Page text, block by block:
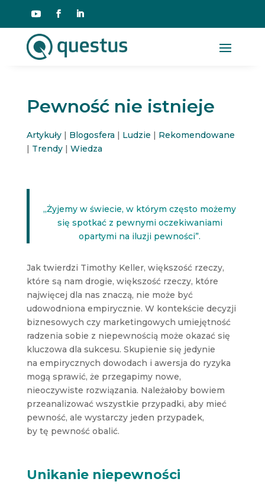
Pewność nie istnieje
Artykuły| Blogosfera | Ludzie | Rekomendowane
| Trendy| Wiedza
„Żyjemy w świecie, w którym często możemy
się spotkać z pewnymi oczekiwaniami
opartymi na iluzji pewności”.
Jak twierdzi Timothy Keller, większość rzeczy,
które są nam drogie, większość rzeczy, które
najwięcej dla nas znaczą, nie może być
udowodniona empirycznie. W kontekście decyzji
biznesowych czy marketingowych umiejętność
radzenia sobie z niepewnością może okazać się
kluczowa dla sukcesu. Skupienie się jedynie
na empirycznych dowodach i awersja do ryzyka
mogą sprawić, że przegapimy nowe,
nieoczywiste rozwiązania. Należałoby bowiem
przeanalizować wszystkie przypadki, aby mieć
pewność, ale wystarczy jeden przypadek,
by tę pewność obalić.
Unikanie niepewności